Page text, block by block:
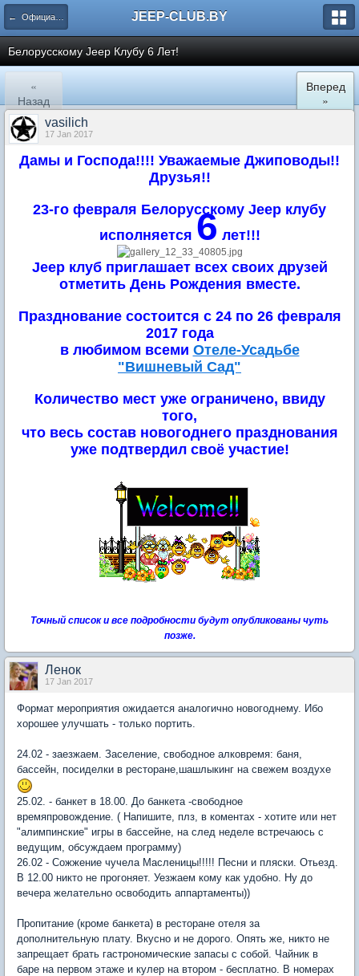
← Официальные клубные мероприятия JEEP-CLUB.BY
Белорусскому Jeep Клубу 6 Лет!
«
Назад
Вперед
»
vasilich
17 Jan 2017
Дамы и Господа!!!! Уважаемые Джиповоды!!
Друзья!!
23-го февраля Белорусскому Jeep клубу
исполняется 6 лет!!!
Jeep клуб приглашает всех своих друзей
отметить День Рождения вместе.
Празднование состоится с 24 по 26 февраля
2017 года
в любимом всеми Отеле-Усадьбе
"Вишневый Сад"
Количество мест уже ограничено, ввиду
того,
что весь состав новогоднего празднования
уже подтвердил своё участие!
Точный список и все подробности будут опубликованы чуть
позже.
Ленок
17 Jan 2017
Формат мероприятия ожидается аналогично новогоднему. Ибо
хорошее улучшать - только портить.
24.02 - заезжаем. Заселение, свободное алковремя: баня,
бассейн, посиделки в ресторане,шашлыкинг на свежем воздухе
25.02. - банкет в 18.00. До банкета -свободное
времяпровождение. ( Напишите, плз, в коментах - хотите или нет
"алимпинские" игры в бассейне, на след неделе встречаюсь с
ведущим, обсуждаем программу)
26.02 - Сожжение чучела Масленицы!!!!! Песни и пляски. Отьезд.
В 12.00 никто не прогоняет. Уезжаем кому как удобно. Ну до
вечера желательно освободить аппартаменты))
Пропитание (кроме банкета) в ресторане отеля за
дополнительную плату. Вкусно и не дорого. Опять же, никто не
запрещает брать гастрономические запасы с собой. Чайник в
баре на первом этаже и кулер на втором - бесплатно. В номерах